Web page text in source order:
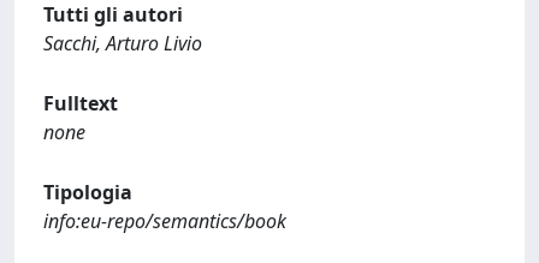
Tutti gli autori
Sacchi, Arturo Livio
Fulltext
none
Tipologia
info:eu-repo/semantics/book